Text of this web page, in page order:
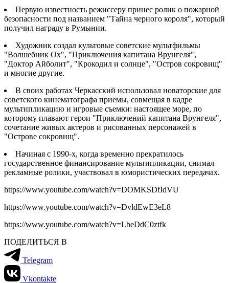
Первую известность режиссеру принес ролик о пожарной
безопасности под названием "Тайна черного короля", который
получил награду в Румынии.
Художник создал культовые советские мультфильмы
"Волшебник Ох", "Приключения капитана Врунгеля",
"Доктор Айболит", "Крокодил и солнце", "Остров сокровищ"
и многие другие.
В своих работах Черкасский использовал новаторские для
советского кинематографа приемы, совмещая в кадре
мультипликацию и игровые съемки: настоящее море, по
которому плавают герои "Приключений капитана Врунгеля",
сочетание живых актеров и рисованных персонажей в
"Острове сокровищ".
Начиная с 1990-х, когда временно прекратилось
государственное финансирование мультипликации, снимал
рекламные ролики, участвовал в юмористических передачах.
https://www.youtube.com/watch?v=DOMKSDfIdVU
https://www.youtube.com/watch?v=DvldEwE3eL8
https://www.youtube.com/watch?v=LbeDdC0ztfk
ПОДЕЛИТЬСЯ В
Telegram
Vkontakte